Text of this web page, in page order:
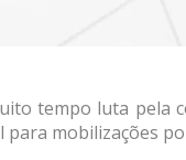
tempo luta pela
para mobilizações